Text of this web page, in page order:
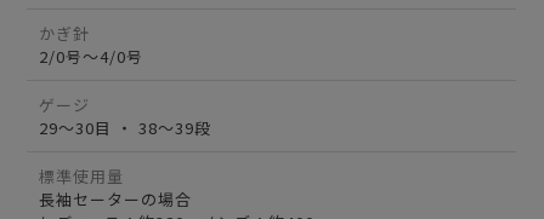
かぎ針
2/0号～4/0号
ゲージ
29～30目 ・ 38～39段
標準使用量
長袖セーターの場合